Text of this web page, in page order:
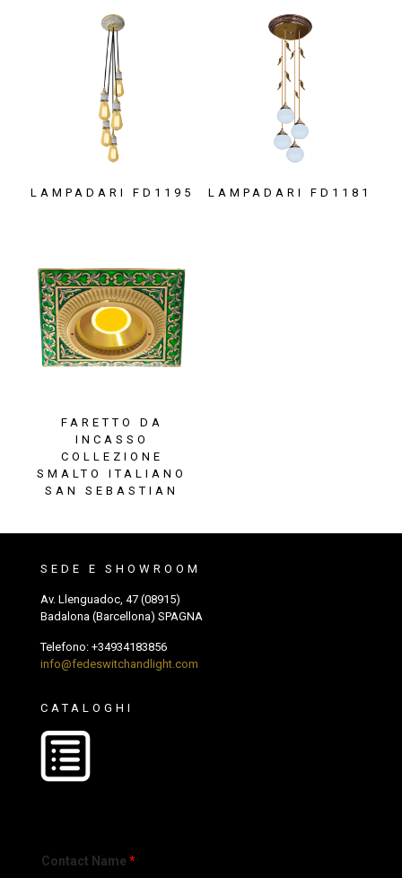
LAMPADARI FD1195 LAMPADARI FD1181
FARETTO DA
INCASSO
COLLEZIONE
SMALTO ITALIANO
SAN SEBASTIAN
SEDE E SHOWROOM
Av. Llenguadoc, 47 (08915)
Badalona (Barcellona) SPAGNA
Telefono: +34934183856
info@fedeswitchandlight.com
CATALOGHI
Contact Name *